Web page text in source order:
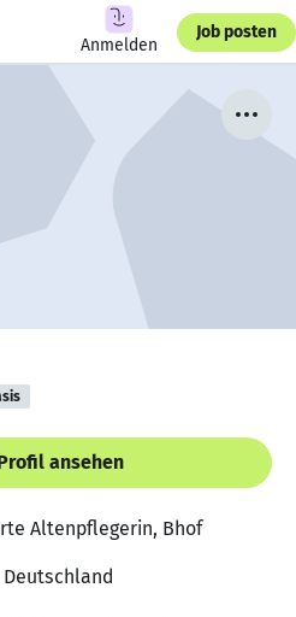
Anmelden
Job posten
ansehen
Altenpflegerin, Bhof
Deutschland